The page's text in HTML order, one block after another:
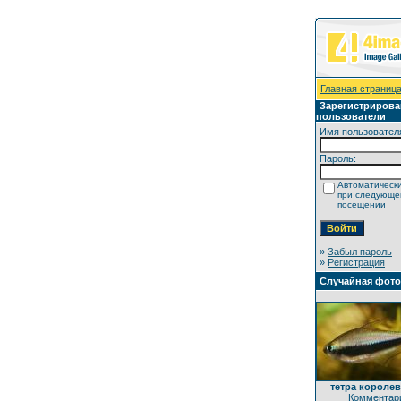
Главная страница
пользователи
Имя
Пароль:
при
посещении
» Забыл пароль
» Регистрация
Случайная
тетра